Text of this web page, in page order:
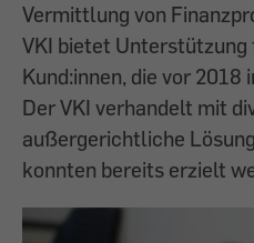
Vermittlung von
VKI bietet
Kund:innen, die vor 2018
Der VKI verhandelt mit
außergerichtliche
konnten bereits erzielt